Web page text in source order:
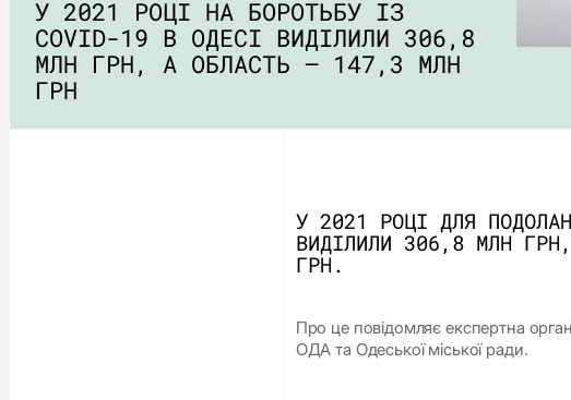
У 2021 РОЦІ НА БОРОТЬБУ ІЗ
COVID-19 В ОДЕСІ ВИДІЛИЛИ 306,8
МЛН ГРН, А ОБЛАСТЬ – 147,3 МЛН
ГРН
У 2021 РОЦІ ДЛЯ
ВИДІЛИЛИ 306,8 МЛН
ГРН.
Про це повідомляє експертна
ОДА та Одеської міської ради.